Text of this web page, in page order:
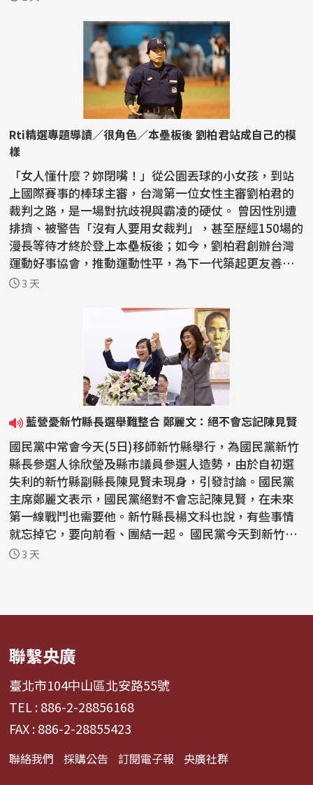
Rti精選專題導讀／很角色／本壘板後 劉柏君站成自己的模
樣
「女人懂什麼？妳閉嘴！」從公園丟球的小女孩，到站
上國際賽事的棒球主審，台灣第一位女性主審劉柏君的
裁判之路，是一場對抗歧視與霸凌的硬仗。 曾因性別遭
排擠、被警告「沒有人要用女裁判」，甚至歷經150場的
漫長等待才終於登上本壘板後；如今，劉柏君創辦台灣
運動好事協會，推動運動性平，為下一代築起更友善的
紅土...
3 天
藍營憂新竹縣長選舉難整合 鄭麗文：絕不會忘記陳見賢
國民黨中常會今天(5日)移師新竹縣舉行，為國民黨新竹
縣長參選人徐欣瑩及縣市議員參選人造勢，由於自初選
失利的新竹縣副縣長陳見賢未現身，引發討論。國民黨
主席鄭麗文表示，國民黨絕對不會忘記陳見賢，在未來
第一線戰鬥也需要他。新竹縣長楊文科也說，有些事情
就忘掉它，要向前看、團結一起。 國民黨今天到新竹縣
舉行...
3 天
聯繫央廣
臺北市104中山區北安路55號
TEL : 886-2-28856168
FAX : 886-2-28855423
聯絡我們 採購公告 訂閱電子報 央廣社群